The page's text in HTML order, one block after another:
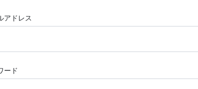
アドレス
ード